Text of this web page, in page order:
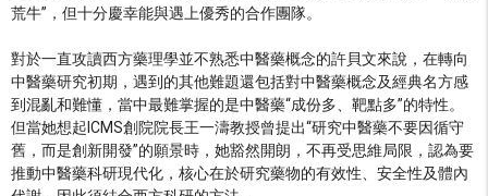
荒牛”，但十分慶幸能與遇上優秀的合作團隊。
對於一直攻讀西方藥理學並不熟悉中醫藥概念的許貝文來說，在轉向
中醫藥研究初期，遇到的其他難題還包括對中醫藥概念及經典名方感
到混亂和難懂，當中最難掌握的是中醫藥“成份多、靶點多”的特性。
但當她想起ICMS創院院長王一濤教授曾提出“研究中醫藥不要因循守
舊，而是創新開發”的願景時，她豁然開朗，不再受思維局限，認為要
推動中醫藥科研現代化，核心在於研究藥物的有效性、安全性及體內